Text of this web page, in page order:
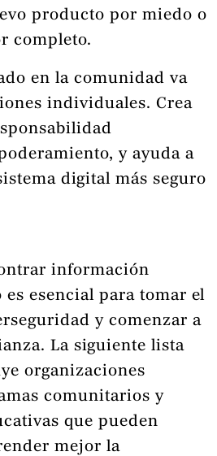
producto por miedo o
completo.
en la comunidad va
individuales. Crea
y ayuda a
digital más seguro
información
es esencial para tomar el
y comenzar a
La siguiente lista
organizaciones
comunitarios y
que pueden
mejor la